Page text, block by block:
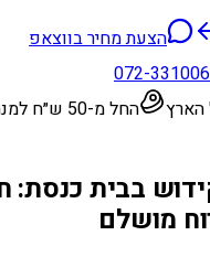
הצעת מחיר בווצאפ
072-
הארץ
החל מ-50 ש״ח למנה
בבית כנסת:
מושלם